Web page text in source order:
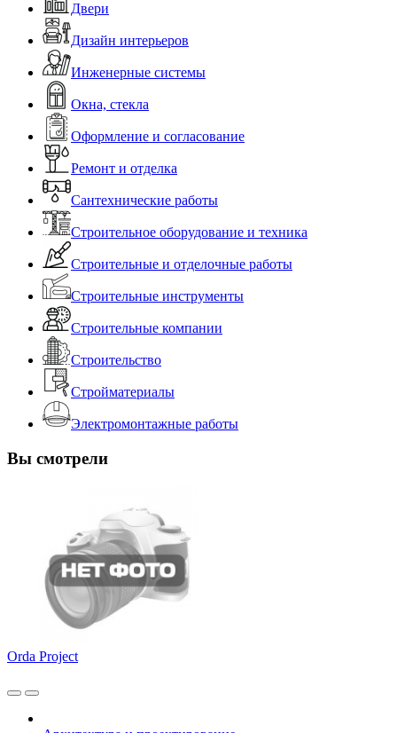
Двери
Дизайн интерьеров
Инженерные системы
Окна, стекла
Оформление и согласование
Ремонт и отделка
Сантехнические работы
Строительное оборудование и техника
Строительные и отделочные работы
Строительные инструменты
Строительные компании
Строительство
Стройматериалы
Электромонтажные работы
Вы смотрели
Orda Project